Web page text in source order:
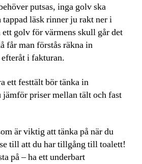
putsas, inga golv ska
läsk rinner ju rakt ner i
golv för värmens skull går det
får man förstås räkna in
i fakturan.
ett festtält bör tänka in
jämför priser mellan tält och fast
är viktig att tänka på när du
till att du har tillgång till toalett!
på – ha ett underbart